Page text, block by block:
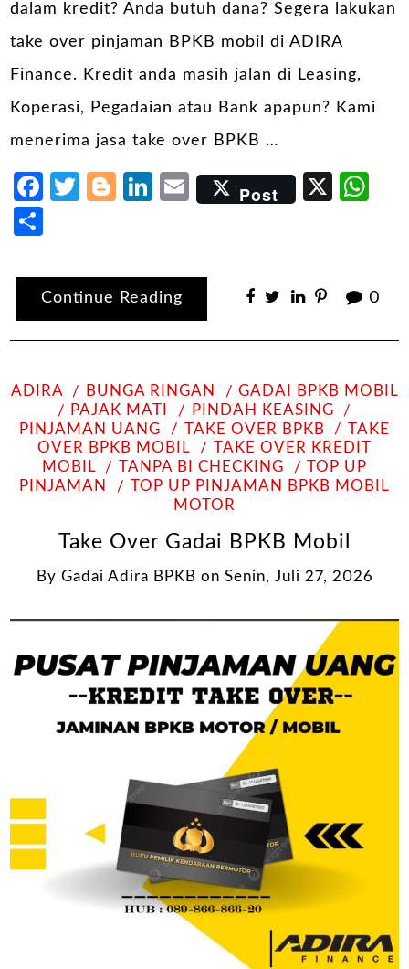
dalam kredit? Anda butuh dana? Segera lakukan
take over pinjaman BPKB mobil di ADIRA
Finance. Kredit anda masih jalan di Leasing,
Koperasi, Pegadaian atau Bank apapun? Kami
menerima jasa take over BPKB …
Facebook
Twitter
Blogger
LinkedIn
Email
Post X
Continue Reading 0
ADIRA BUNGA RINGAN
GADAI BPKB MOBIL
PAJAK MATI
PINDAH KEASING
PINJAMAN UANG
TAKE OVER BPKB
TAKE
OVER BPKB MOBIL
TAKE OVER KREDIT
MOBIL
TANPA BI CHECKING
TOP UP
PINJAMAN
TOP UP PINJAMAN BPKB MOBIL
MOTOR
Take Over Gadai BPKB Mobil
By Gadai Adira BPKB on Senin, Juli 27, 2026